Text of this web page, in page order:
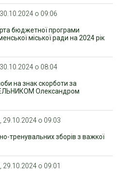
о 09:06
бюджетної програми
міської ради на 2024 рік
о 08:04
на знак скорботи за
Олександром
29.10.2024 о 09:03
тренувальних зборів з важкої
29.10.2024 о 09:01